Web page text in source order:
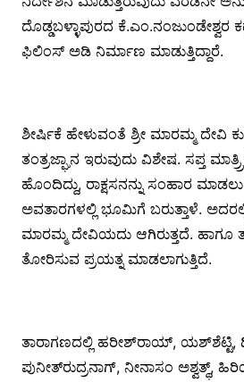
ದೊಡ್ಡಬಳ್ಳಾಪುರದ ಕೆ.ಎಂ.ನಂಜುಂಡೇಶ್ವರ
ಫಿಲಿಂಸ್ ಅಡಿ ನಿರ್ಮಾಣ ಮಾಡುತ್ತಿದ್ದಾರೆ.
ಶೀರ್ಷಿಕೆ ಹೇಳುವಂತೆ ಶ್ರೀ ಮಾರಮ್ಮ ದೇವಿ
ತಂತ್ರಜ್ಘಾನ ಇರುವುದು ವಿಶೇಷ. ಸಪ್ತ
ಹೊಂದಿದ್ದು, ರಾಕ್ಷಸನನ್ನು ಸಂಹಾರ
ಅವತಾರಗಳಲ್ಲಿ ಭೂಮಿಗೆ ಬರುತ್ತಾಳೆ.
ಮಾರಮ್ಮ ದೇವಿಯದು ಆಗಿರುತ್ತದೆ. ಹಾಗೂ
ತೋರಿಸುವ ಪ್ರಯತ್ನ ಮಾಡಲಾಗುತ್ತಿದೆ.
ತಾರಾಗಣದಲ್ಲಿ ಹರೀಶ್‍ರಾಯ್, ಯಶ್‍ಶೆಟ್ಟಿ,
ಪುನೀತ್‍ರುದ್ರನಾಗ್, ನೀನಾಸಂ ಅಶ್ವತ್ಥ್,